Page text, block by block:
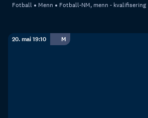
Fotball Menn Fotball-NM, menn - kvalifisering
20. mai 19:10 M